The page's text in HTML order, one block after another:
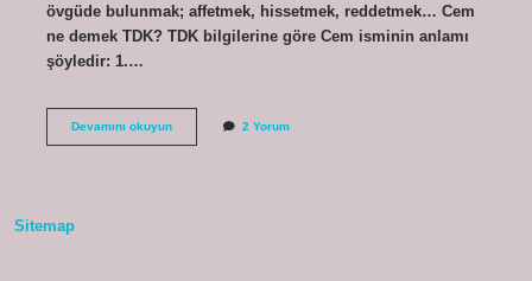
övgüde bulunmak; affetmek, hissetmek, reddetmek… Cem
ne demek TDK? TDK bilgilerine göre Cem isminin anlamı
şöyledir: 1.…
Devamını okuyunCem
2 Yorum
Sitemap